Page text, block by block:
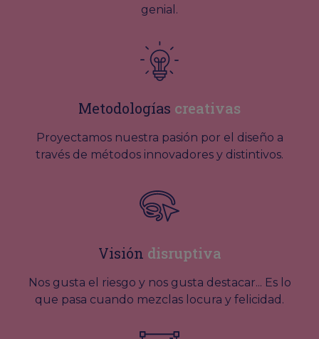
genial.
Metodologías creativas
Proyectamos nuestra pasión por el diseño a
través de métodos innovadores y distintivos.
Visión disruptiva
Nos gusta el riesgo y nos gusta destacar... Es lo
que pasa cuando mezclas locura y felicidad.